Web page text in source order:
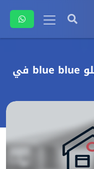
شالية للبيع في قرية بلو بلو blue blue في